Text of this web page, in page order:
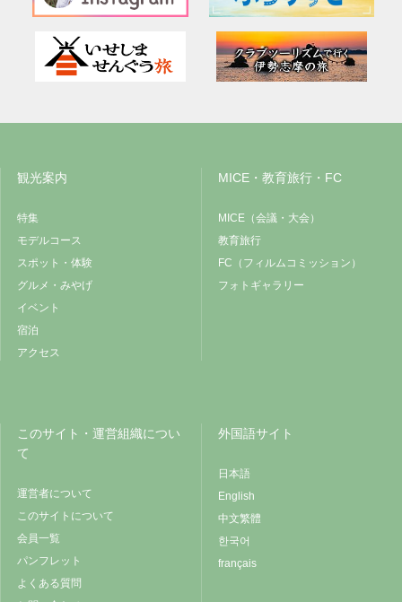
観光案内
特集
モデルコース
スポット・体験
グルメ・みやげ
イベント
宿泊
アクセス
MICE・教育旅行・FC
MICE（会議・大会）
教育旅行
FC（フィルムコミッション）
フォトギャラリー
このサイト・運営組織につい
て
運営者について
このサイトについて
会員一覧
パンフレット
よくある質問
外国語サイト
日本語
English
中文繁體
한국어
français